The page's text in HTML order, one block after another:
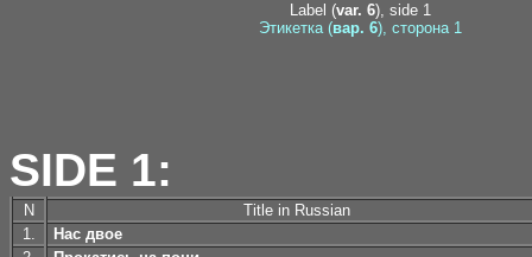
Label (var. 6), side 1
Этикетка (вар. 6), сторона 1
SIDE 1:
N
Title in Russian
1.
Нас двое